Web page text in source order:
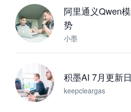
阿里通义Qwen
势
小墨
积墨AI 7月更新
keepcleargas